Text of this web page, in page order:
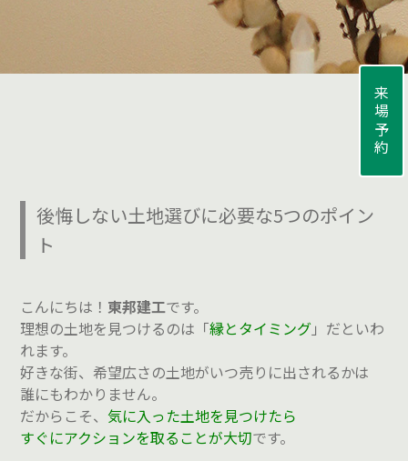
来場予約
後悔しない土地選びに必要な5つのポイン
ト
こんにちは！ 東邦建工です。
理想の土地を見つけるのは「縁とタイミング」だといわ
れます。
好きな街、希望広さの土地がいつ売りに出されるかは
誰にもわかりません。
だからこそ、気に入った土地を見つけたら
すぐにアクションを取ることが大切です。